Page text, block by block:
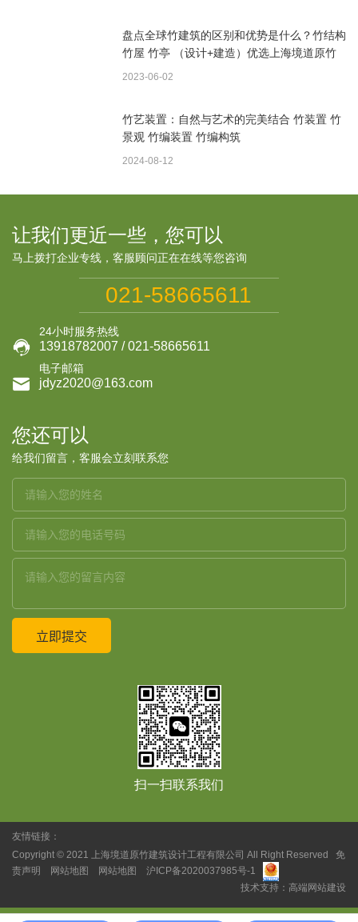
盘点全球竹建筑的区别和优势是什么？竹结构
竹屋 竹亭 （设计+建造）优选上海境道原竹
2023-06-02
竹艺装置：自然与艺术的完美结合 竹装置 竹
景观 竹编装置 竹编构筑
2024-08-12
让我们更近一些，您可以
马上拨打企业专线，客服顾问正在在线等您咨询
021-58665611

24小时服务热线
13918782007 / 021-58665611

电子邮箱
jdyz2020@163.com
您还可以
给我们留言，客服会立刻联系您
扫一扫联系我们
友情链接：
Copyright © 2021
上海境道原竹建筑设计工程有限公司 All Right Reserved
免
责声明
网站地图 网站地图
沪ICP备2020037985号-1
技术支持： 高端网站建设